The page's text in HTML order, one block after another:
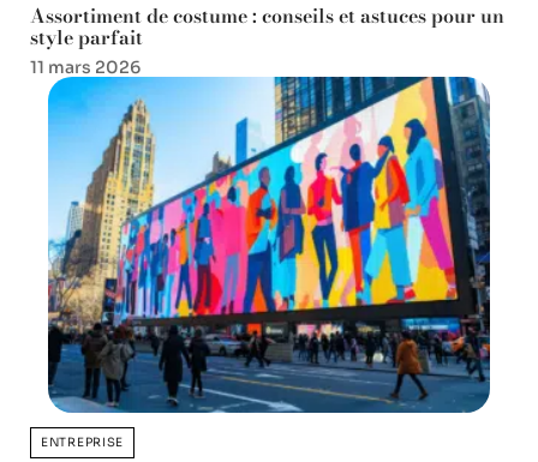
Assortiment de costume : conseils et astuces pour un
style parfait
11 mars 2026
ENTREPRISE